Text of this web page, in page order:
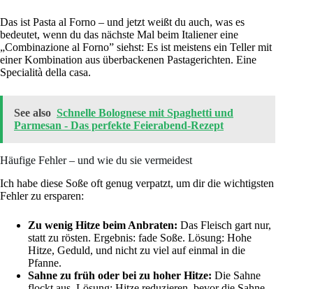
Das ist Pasta al Forno – und jetzt weißt du auch, was es
bedeutet, wenn du das nächste Mal beim Italiener eine
„Combinazione al Forno” siehst: Es ist meistens ein Teller mit
einer Kombination aus überbackenen Pastagerichten. Eine
Specialità della casa.
See also Schnelle Bolognese mit Spaghetti und
Parmesan - Das perfekte Feierabend-Rezept
Häufige Fehler – und wie du sie vermeidest
Ich habe diese Soße oft genug verpatzt, um dir die wichtigsten
Fehler zu ersparen:
Zu wenig Hitze beim Anbraten: Das Fleisch gart nur,
statt zu rösten. Ergebnis: fade Soße. Lösung: Hohe
Hitze, Geduld, und nicht zu viel auf einmal in die
Pfanne.
Sahne zu früh oder bei zu hoher Hitze: Die Sahne